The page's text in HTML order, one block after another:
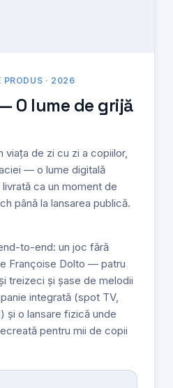
PRODUS · 2026
O lume de grijă
viața de zi cu zi a copiilor,
— o lume digitală
ca un moment de
până la lansarea publică.
to-end: un joc fără
Françoise Dolto — patru
treizeci și șase de melodii
integrată (spot TV,
și o lansare fizică unde
pentru mii de copii